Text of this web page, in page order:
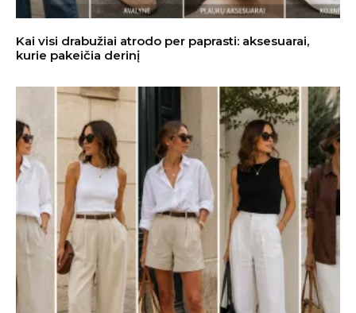
Kai visi drabužiai atrodo per paprasti: aksesuarai,
kurie pakeičia derinį